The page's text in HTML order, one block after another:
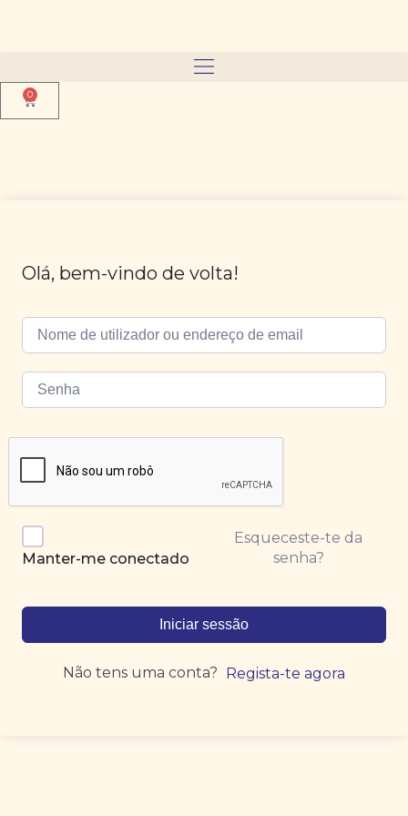
0
Olá, bem-vindo de volta!
Manter-me conectado
Esqueceste-te da
senha?
Iniciar sessão
Não tens uma conta? Regista-te agora